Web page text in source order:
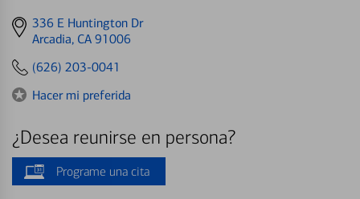
Get
directions
336 E Huntington Dr
Arcadia, CA 91006
(626) 203-0041
Hacer mi preferida
¿Desea reunirse en persona?
Programe una cita